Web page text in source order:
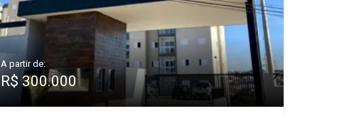
A partir de:
R$ 300.000